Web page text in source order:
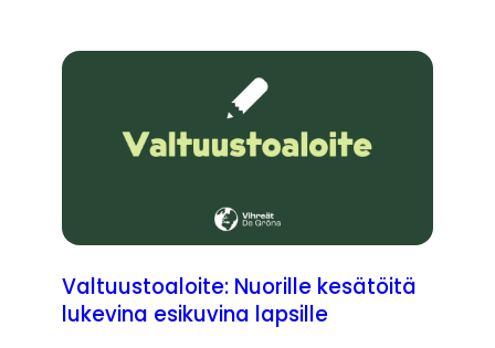
Valtuustoaloite: Nuorille kesätöitä
lukevina esikuvina lapsille